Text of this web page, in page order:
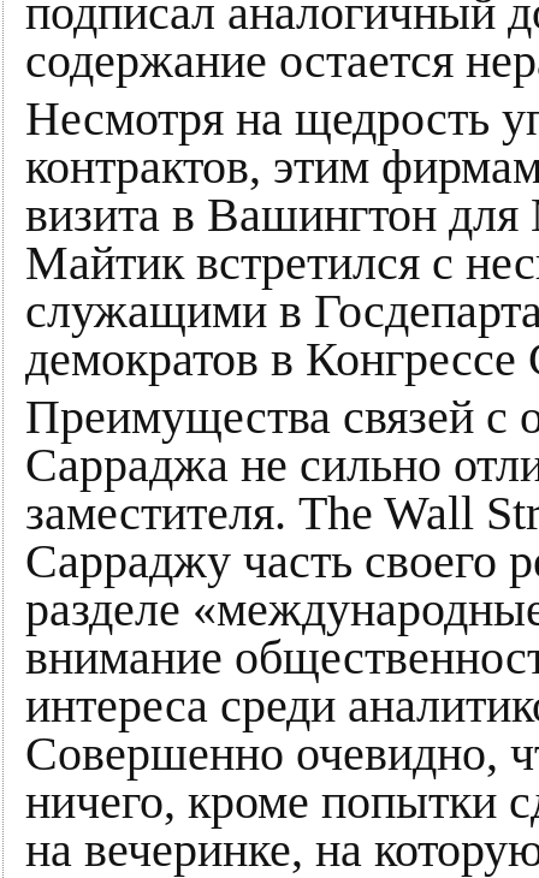
подписал аналогичный
содержание остается
Несмотря на щедрость
контрактов, этим
визита в Вашингтон
Майтик встретился с
служащими в
демократов в
Преимущества связей с
Сарраджа не сильно
заместителя. The Wall
Сарраджу часть своего
разделе
внимание
интереса среди
Совершенно очевидно,
ничего, кроме попытки
на вечеринке, на